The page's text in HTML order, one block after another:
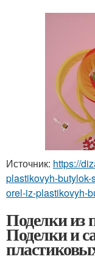
Источник: https://
plastikovyh-
orel-iz-plastikovyh-
Поделки из
Поделки и